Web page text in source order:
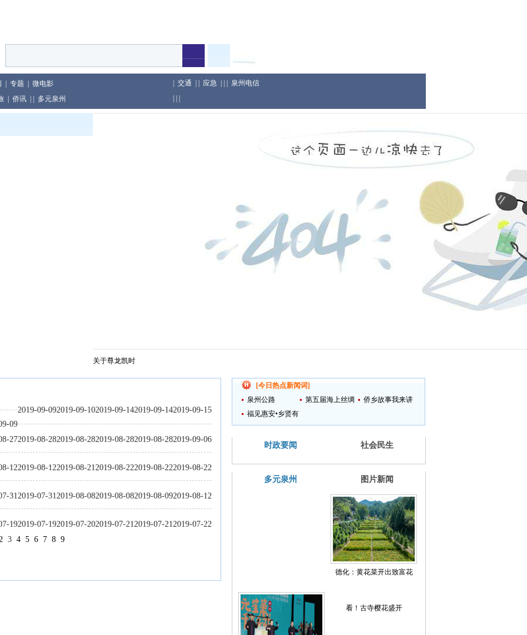
专题
微电影
侨讯 多元泉州
交通 应急
泉州电信
关于尊龙凯时
2019-09-15
2019-09-14
2019-09-14
2019-09-10
2019-09-09
09
2019-09-06
2019-08-28
2019-08-28
2019-08-28
2019-08-28
27
2019-08-22
2019-08-22
2019-08-22
2019-08-21
2019-08-12
12
2019-08-12
2019-08-09
2019-08-08
2019-08-08
2019-07-31
31
2019-07-22
2019-07-21
2019-07-21
2019-07-20
2019-07-19
19
3 4 5 6 7 8 9
[今日热点新闻词]
泉州公路
第五届海上丝绸
侨乡故事我来讲
福见惠安•乡贤有
为
时政要闻 社会民生
多元泉州 图片新闻
德化：黄花菜开出致富花
看！古寺樱花盛开